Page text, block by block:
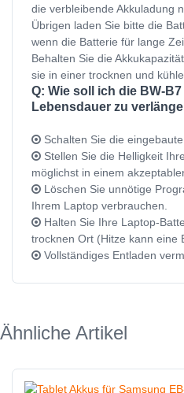
die verbleibende Akkuladung
Übrigen laden Sie bitte die
wenn die Batterie für lange
Behalten Sie die
sie in einer trocknen und
Q: Wie soll ich die BW-
Lebensdauer zu
Schalten Sie die
Stellen Sie die Helligkeit
möglichst in einem
Löschen Sie unnötige
Ihrem Laptop verbrauchen.
Halten Sie Ihre Laptop-
trocknen Ort (Hitze kann eine
Vollständiges Entladen
Ähnliche Artikel